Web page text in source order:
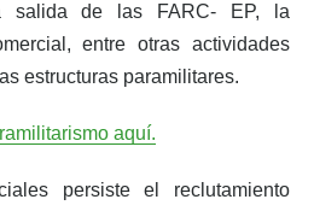
salida de las FARC- EP, la
entre otras actividades
estructuras paramilitares.
aquí.
persiste el reclutamiento